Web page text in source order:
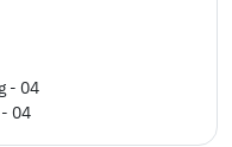
- 04
04